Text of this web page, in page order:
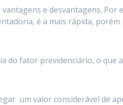
e desvantagens.
é a mais rápida,
do fator previdenciário, o que
um valor considerável de